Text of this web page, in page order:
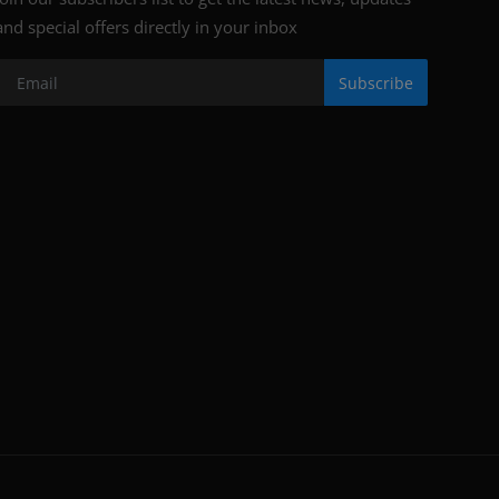
special offers directly in your inbox
Subscribe